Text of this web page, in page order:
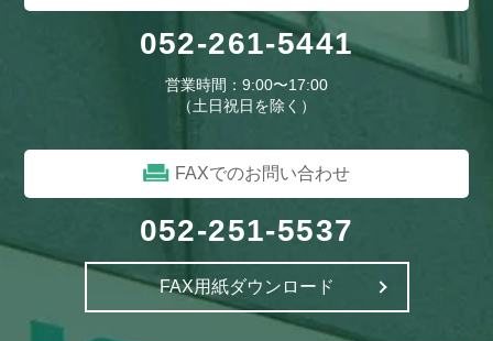
052-261-5441
営業時間：9:00〜17:00
（土日祝日を除く）
FAXでのお問い合わせ
052-251-5537
FAX用紙ダウンロード